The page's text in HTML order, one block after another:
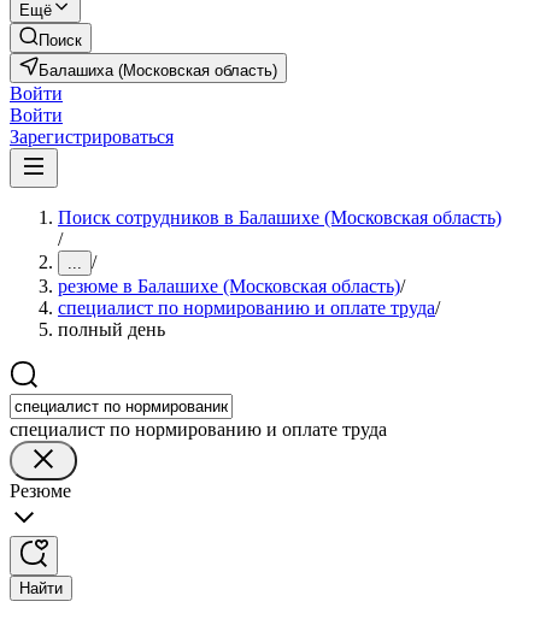
Ещё
Поиск
Балашиха (Московская область)
Войти
Войти
Зарегистрироваться
Поиск сотрудников в Балашихе (Московская область)
/
... /
резюме в Балашихе (Московская область)/
специалист по нормированию и оплате труда/
полный день
специалист по нормированию и оплате труда
Резюме
Найти